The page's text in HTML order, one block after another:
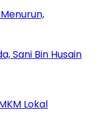
Lokal